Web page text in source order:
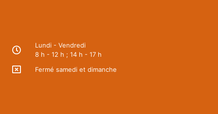
Lundi - Vendredi
8 h - 12 h ; 14 h - 17 h
Fermé samedi et dimanche